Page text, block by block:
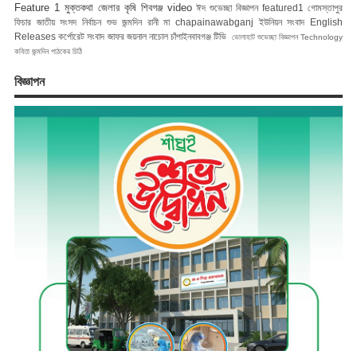
Feature 1 মুক্তকথা জেলার কৃষি শিবগঞ্জ video ঈদ শুভেচ্ছা বিজ্ঞাপন featured1
গোমস্তাপুর
ফিচার জাতীয় সংসদ নির্বাচন শুভ জন্মদিন রানী মা chapainawabganj ইউনিয়ন সংবাদ English
Releases কর্পোরেট সংবাদ জাফর জয়নাল নাচোল চাঁপাইনবাবগঞ্জ টিভি ভোলাহাট শুভেচ্ছা বিজ্ঞাপন Technology
কবিতা জন্মদিন পাঠকের চিঠি
বিজ্ঞাপন